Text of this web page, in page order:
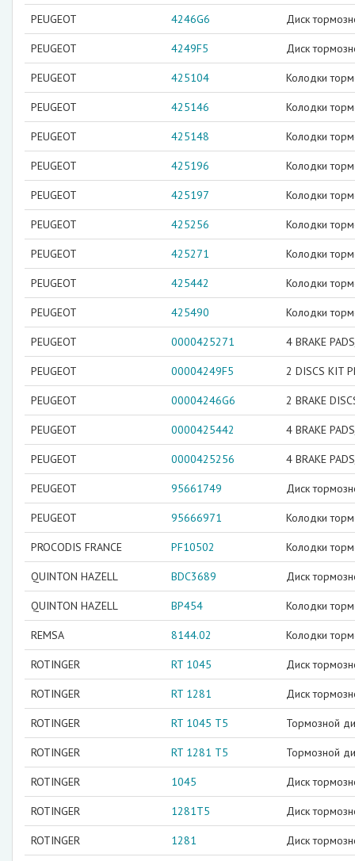
PEUGEOT 4246G6 Диск
PEUGEOT 4249F5 Диск
PEUGEOT 425104 Колодки
PEUGEOT 425146 Колодки
PEUGEOT 425148 Колодки
PEUGEOT 425196 Колодки
PEUGEOT 425197 Колодки
PEUGEOT 425256 Колодки
PEUGEOT 425271 Колодки
PEUGEOT 425442 Колодки
PEUGEOT 425490 Колодки
PEUGEOT 0000425271 4 BRAKE
PEUGEOT 00004249F5 2 DISCS KIT
PEUGEOT 00004246G6 2 BRAKE
PEUGEOT 0000425442 4 BRAKE
PEUGEOT 0000425256 4 BRAKE
PEUGEOT 95661749 Диск
PEUGEOT 95666971 Колодки
PROCODIS FRANCE PF10502 Колодки
QUINTON HAZELL BDC3689 Диск
QUINTON HAZELL BP454 Колодки
REMSA 8144.02 Колодки
ROTINGER RT 1045 Диск
ROTINGER RT 1281 Диск
ROTINGER RT 1045 T5 Тормозной
ROTINGER RT 1281 T5 Тормозной
ROTINGER 1045 Диск
ROTINGER 1281T5 Диск
ROTINGER 1281 Диск